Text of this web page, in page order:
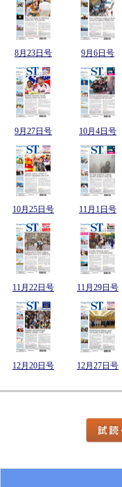
8月23日号 9月6日号
9月27日号 10月4日号
10月25日号 11月1日号
11月22日号 11月29日号
12月20日号 12月27日号